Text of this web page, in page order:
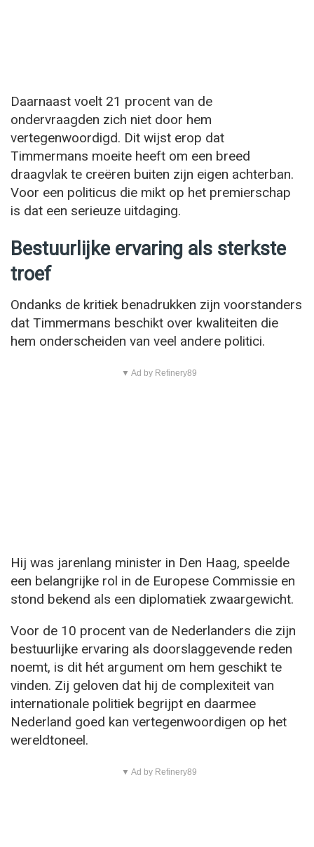
Daarnaast voelt 21 procent van de
ondervraagden zich niet door hem
vertegenwoordigd. Dit wijst erop dat
Timmermans moeite heeft om een breed
draagvlak te creëren buiten zijn eigen achterban.
Voor een politicus die mikt op het premierschap
is dat een serieuze uitdaging.
Bestuurlijke ervaring als sterkste
troef
Ondanks de kritiek benadrukken zijn voorstanders
dat Timmermans beschikt over kwaliteiten die
hem onderscheiden van veel andere politici.
▼ Ad by Refinery89
Hij was jarenlang minister in Den Haag, speelde
een belangrijke rol in de Europese Commissie en
stond bekend als een diplomatiek zwaargewicht.
Voor de 10 procent van de Nederlanders die zijn
bestuurlijke ervaring als doorslaggevende reden
noemt, is dit hét argument om hem geschikt te
vinden. Zij geloven dat hij de complexiteit van
internationale politiek begrijpt en daarmee
Nederland goed kan vertegenwoordigen op het
wereldtoneel.
▼ Ad by Refinery89